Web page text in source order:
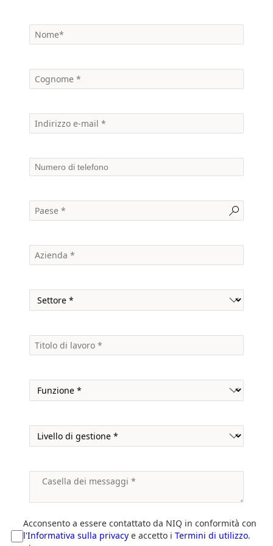
Acconsento a essere contattato da NIQ in conformità con
l'Informativa sulla privacy e accetto i Termini di utilizzo.